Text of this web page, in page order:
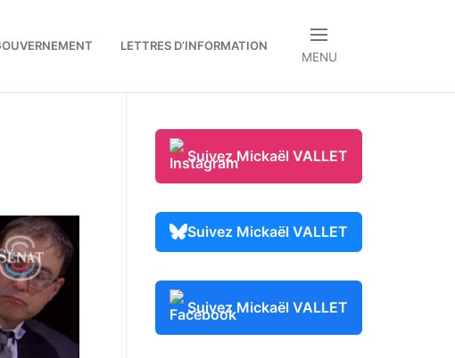
LETTRES D’INFORMATION
MENU
Suivez Mickaël VALLET
Suivez Mickaël VALLET
Suivez Mickaël VALLET